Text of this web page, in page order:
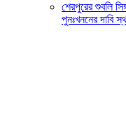
শেরপুরের শুবলি
পুনঃখননের দাবি